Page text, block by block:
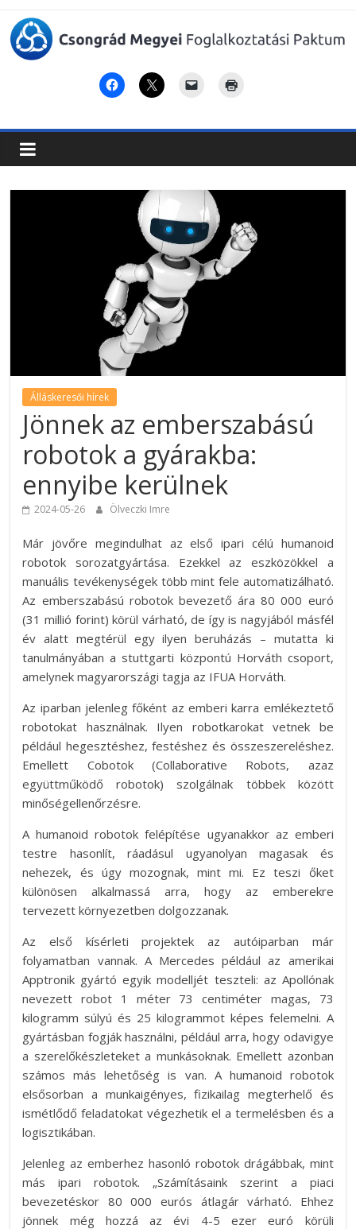
Csongrád
Megyei
Foglalkoztatási
Paktum
Álláskeresői hírek
Jönnek az emberszabású
robotok a gyárakba:
ennyibe kerülnek
2024-05-26 Ölveczki Imre
Már jövőre megindulhat az első ipari célú humanoid
robotok sorozatgyártása. Ezekkel az eszközökkel a
manuális tevékenységek több mint fele automatizálható.
Az emberszabású robotok bevezető ára 80 000 euró
(31 millió forint) körül várható, de így is nagyjából másfél
év alatt megtérül egy ilyen beruházás – mutatta ki
tanulmányában a stuttgarti központú Horváth csoport,
amelynek magyarországi tagja az IFUA Horváth.
Az iparban jelenleg főként az emberi karra emlékeztető
robotokat használnak. Ilyen robotkarokat vetnek be
például hegesztéshez, festéshez és összeszereléshez.
Emellett Cobotok (Collaborative Robots, azaz
együttműködő robotok) szolgálnak többek között
minőségellenőrzésre.
A humanoid robotok felépítése ugyanakkor az emberi
testre hasonlít, ráadásul ugyanolyan magasak és
nehezek, és úgy mozognak, mint mi. Ez teszi őket
különösen alkalmassá arra, hogy az emberekre
tervezett környezetben dolgozzanak.
Az első kísérleti projektek az autóiparban már
folyamatban vannak. A Mercedes például az amerikai
Apptronik gyártó egyik modelljét teszteli: az Apollónak
nevezett robot 1 méter 73 centiméter magas, 73
kilogramm súlyú és 25 kilogrammot képes felemelni. A
gyártásban fogják használni, például arra, hogy odavigye
a szerelőkészleteket a munkásoknak. Emellett azonban
számos más lehetőség is van. A humanoid robotok
elsősorban a munkaigényes, fizikailag megterhelő és
ismétlődő feladatokat végezhetik el a termelésben és a
logisztikában.
Jelenleg az emberhez hasonló robotok drágábbak, mint
más ipari robotok. „Számításaink szerint a piaci
bevezetéskor 80 000 eurós átlagár várható. Ehhez
jönnek még hozzá az évi 4-5 ezer euró körüli